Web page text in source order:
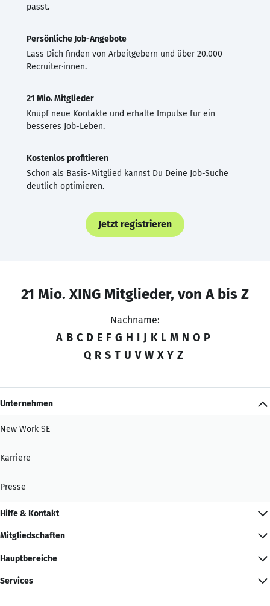
passt.
Persönliche Job-Angebote
Lass Dich finden von Arbeitgebern und über 20.000
Recruiter·innen.
21 Mio. Mitglieder
Knüpf neue Kontakte und erhalte Impulse für ein
besseres Job-Leben.
Kostenlos profitieren
Schon als Basis-Mitglied kannst Du Deine Job-Suche
deutlich optimieren.
Jetzt registrieren
21 Mio. XING Mitglieder, von A bis Z
Nachname:
A B C D E F G H I J K L M N O P
Q R S T U V W X Y Z
Unternehmen
New Work SE
Karriere
Presse
Hilfe & Kontakt
Mitgliedschaften
Hauptbereiche
Services